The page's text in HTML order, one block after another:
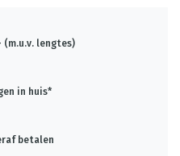
lengtes)
in huis*
betalen